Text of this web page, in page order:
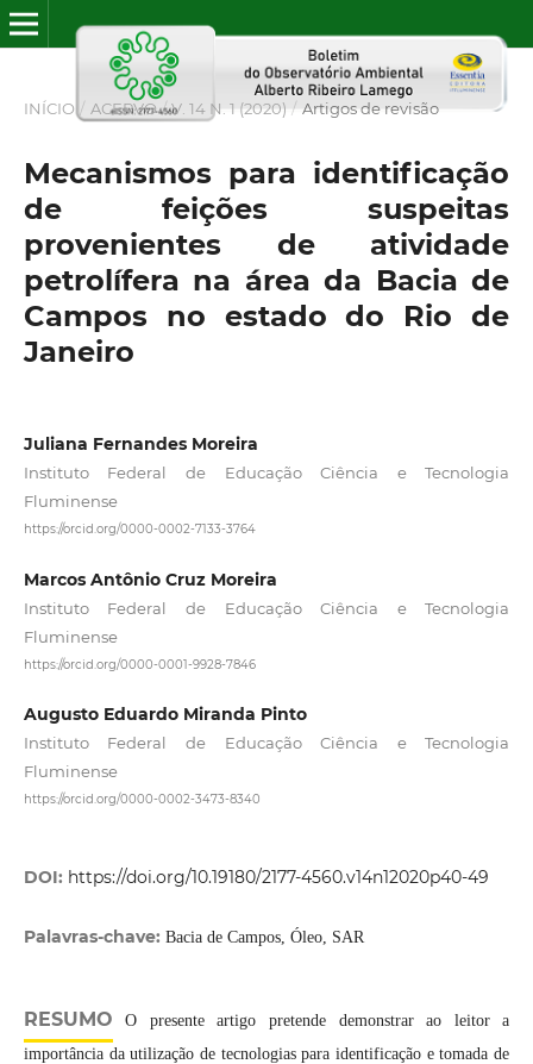
INÍCIO / ACERVO / V. 14 N. 1 (2020) / Artigos de revisão
Mecanismos para identificação
de feições suspeitas
provenientes de atividade
petrolífera na área da Bacia de
Campos no estado do Rio de
Janeiro
Juliana Fernandes Moreira
Instituto Federal de Educação Ciência e Tecnologia
Fluminense
https://orcid.org/0000-0002-7133-3764
Marcos Antônio Cruz Moreira
Instituto Federal de Educação Ciência e Tecnologia
Fluminense
https://orcid.org/0000-0001-9928-7846
Augusto Eduardo Miranda Pinto
Instituto Federal de Educação Ciência e Tecnologia
Fluminense
https://orcid.org/0000-0002-3473-8340
DOI: https://doi.org/10.19180/2177-4560.v14n12020p40-49
Palavras-chave: Bacia de Campos, Óleo, SAR
RESUMO O presente artigo pretende demonstrar ao leitor a
importância da utilização de tecnologias para identificação e tomada de